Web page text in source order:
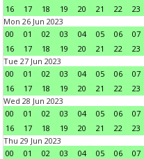
16
17 18 19 20 21 22
23
Mon 26 Jun 2023
00
01 02 03 04 05 06 07
16
17 18 19 20 21 22
23
Tue 27 Jun 2023
00
01 02 03 04 05 06 07
16
17 18 19 20 21 22
23
Wed 28 Jun 2023
00
01 02 03 04 05 06 07
16
17 18 19 20 21 22
23
Thu 29 Jun 2023
00
01 02 03 04 05 06 07